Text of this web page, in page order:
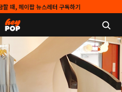
할 때, 헤이팝 뉴스레터 구독하기